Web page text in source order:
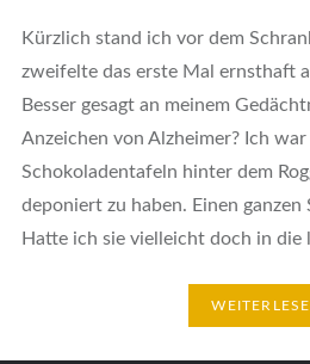
Kürzlich stand ich vor dem
zweifelte das erste Mal ernsthaft
Besser gesagt an meinem
Anzeichen von Alzheimer? Ich
Schokoladentafeln hinter dem
deponiert zu haben. Einen ganzen
Hatte ich sie vielleicht doch in die